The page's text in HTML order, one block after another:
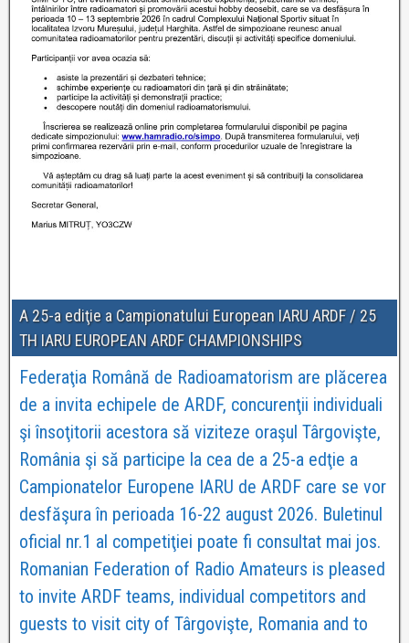
A 25-a ediţie a Campionatului European IARU ARDF / 25
TH IARU EUROPEAN ARDF CHAMPIONSHIPS
Federaţia Română de Radioamatorism are plăcerea
de a invita echipele de ARDF, concurenţii individuali
şi însoţitorii acestora să viziteze oraşul Târgovişte,
România şi să participe la cea de a 25-a edţie a
Campionatelor Europene IARU de ARDF care se vor
desfăşura în perioada 16-22 august 2026. Buletinul
oficial nr.1 al competiţiei poate fi consultat mai jos.
Romanian Federation of Radio Amateurs is pleased
to invite ARDF teams, individual competitors and
guests to visit city of Târgovişte, Romania and to